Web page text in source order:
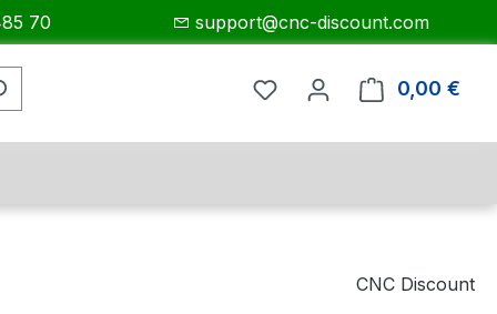
70 support@cnc-discount.com
0,00 €
CNC Discount